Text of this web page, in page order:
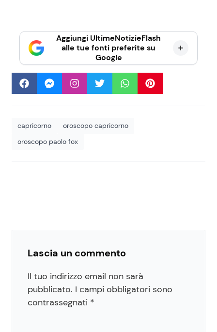
Aggiungi UltimeNotizieFlash
alle tue fonti preferite su
Google
capricorno
oroscopo capricorno
oroscopo paolo fox
Lascia un commento
Il tuo indirizzo email non sarà
pubblicato. I campi obbligatori sono
contrassegnati *